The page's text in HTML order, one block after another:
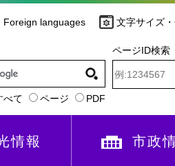
Foreign languages 文字サイズ
べて ページ PDF
ページID検索
情報 市政